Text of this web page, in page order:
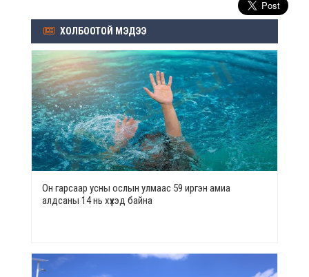
ХОЛБООТОЙ МЭДЭЭ
Он гарсаар усны ослын улмаас 59 иргэн амиа
алдсаны 14 нь хүүхэд байна